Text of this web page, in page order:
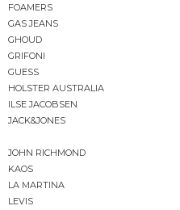
FOAMERS
GAS JEANS
GHOUD
GRIFONI
GUESS
HOLSTER AUSTRALIA
ILSE JACOBSEN
JACK&JONES
JOHN RICHMOND
KAOS
LA MARTINA
LEVIS